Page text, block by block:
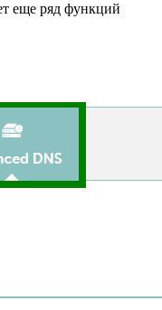
еще ряд функций